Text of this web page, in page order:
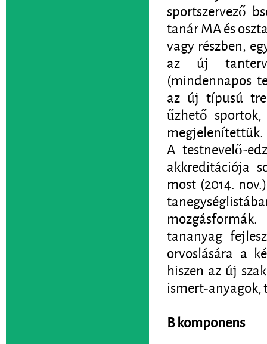
sportszervező
tanár MA és
vagy részben,
az új
(mindennapos
az új típusú
űzhető
megjelenítettük.
A testnevelő-
akkreditációja
most (2014.
tananyag
orvoslására a
hiszen az új
ismert-
B komponens